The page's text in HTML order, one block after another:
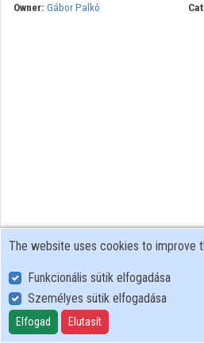
Owner: Gábor Palkó
User Policy
Adatkezelési tájékoztató (en)
Cookie Policy
The website uses cookies to improve
Funkcionális sütik elfogadása
Személyes sütik elfogadása
Elfogad Elutasít